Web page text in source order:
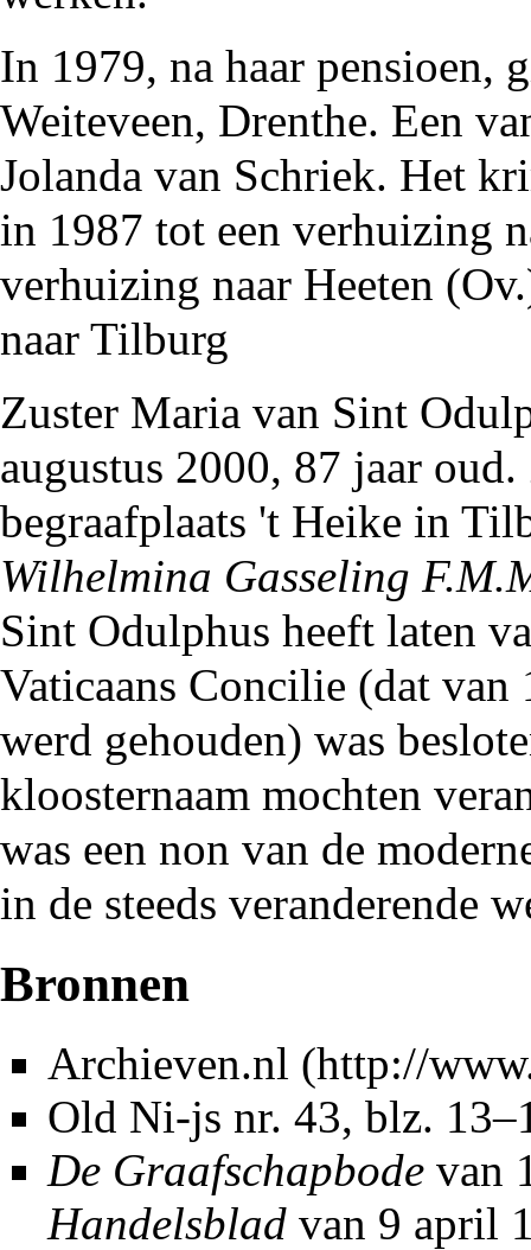
In 1979, na haar pensioen,
Weiteveen, Drenthe. Een
Jolanda van Schriek. Het
in 1987 tot een verhuizing
verhuizing naar Heeten
naar Tilburg
Zuster Maria van Sint
augustus 2000, 87 jaar
begraafplaats 't Heike in
Wilhelmina Gasseling
Sint Odulphus heeft laten
Vaticaans Concilie (dat van
werd gehouden) was
kloosternaam mochten
was een non van de
in de steeds veranderende
Bronnen
Archieven.nl
Old Ni-js nr. 43, blz.
De Graafschapbode van
Handelsblad van 9 april